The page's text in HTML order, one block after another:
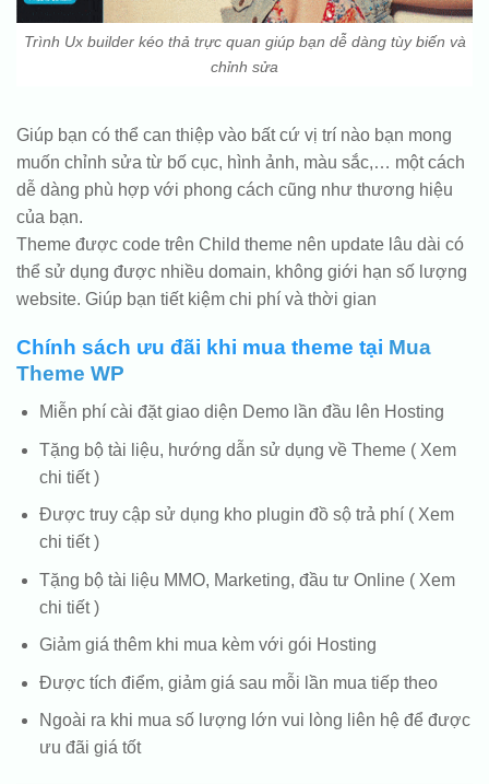
Trình Ux builder kéo thả trực quan giúp bạn dễ dàng tùy biến và
chỉnh sửa
Giúp bạn có thể can thiệp vào bất cứ vị trí nào bạn mong
muốn chỉnh sửa từ bố cục, hình ảnh, màu sắc,… một cách
dễ dàng phù hợp với phong cách cũng như thương hiệu
của bạn.
Theme được code trên Child theme nên update lâu dài có
thể sử dụng được nhiều domain, không giới hạn số lượng
website. Giúp bạn tiết kiệm chi phí và thời gian
Chính sách ưu đãi khi mua theme tại Mua
Theme WP
Miễn phí cài đặt giao diện Demo lần đầu lên Hosting
Tặng bộ tài liệu, hướng dẫn sử dụng về Theme ( Xem
chi tiết )
Được truy cập sử dụng kho plugin đồ sộ trả phí ( Xem
chi tiết )
Tặng bộ tài liệu MMO, Marketing, đầu tư Online ( Xem
chi tiết )
Giảm giá thêm khi mua kèm với gói Hosting
Được tích điểm, giảm giá sau mỗi lần mua tiếp theo
Ngoài ra khi mua số lượng lớn vui lòng liên hệ để được
ưu đãi giá tốt